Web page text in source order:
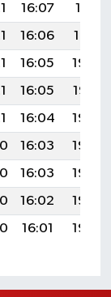
16:07
19:11
16:06
19:10
16:05
19:08
16:05
19:07
16:04
19:06
16:03
19:04
16:03
19:03
16:02
19:02
16:01 19:00